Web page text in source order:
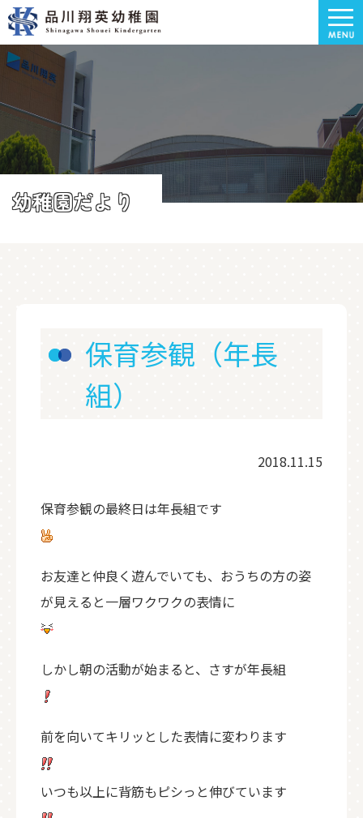
幼稚園だより
保育参観（年長
組）
2018.11.15
保育参観の最終日は年長組です
お友達と仲良く遊んでいても、おうちの方の姿
が見えると一層ワクワクの表情に
しかし朝の活動が始まると、さすが年長組
前を向いてキリッとした表情に変わります
いつも以上に背筋もピシっと伸びています